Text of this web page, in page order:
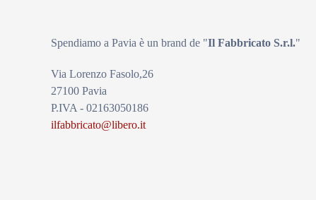
Spendiamo a Pavia è un brand de "Il Fabbricato S.r.l."
Via Lorenzo Fasolo,26
27100 Pavia
P.IVA - 02163050186
ilfabbricato@libero.it